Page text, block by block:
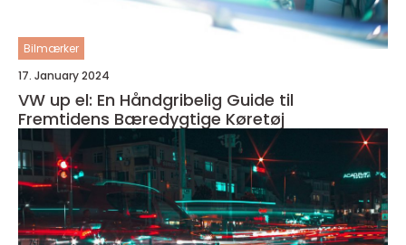
Bilmærker
17. January 2024
VW up el: En Håndgribelig Guide til
Fremtidens Bæredygtige Køretøj